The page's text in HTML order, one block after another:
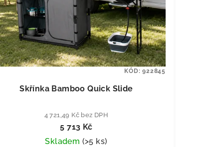
Skřínka Bamboo Quick Slide
4 721,49 Kč bez DPH
5 713 Kč
Skladem (>5 ks)
KÓD:922845